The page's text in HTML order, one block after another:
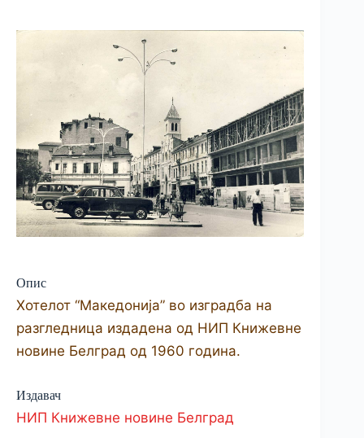
Опис
Хотелот “Македонија” во изградба на
разгледница издадена од НИП Книжевне
новине Белград од 1960 година.
Издавач
НИП Книжевне новине Белград